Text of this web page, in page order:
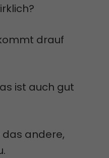
drauf
ist auch gut
das andere,